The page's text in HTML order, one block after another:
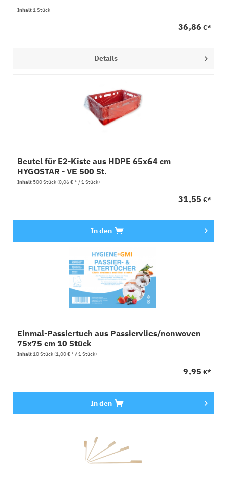
Inhalt1 Stück
36,86 €*
Details
Beutel für E2-Kiste aus HDPE 65x64 cm
HYGOSTAR - VE 500 St.
Inhalt 500 Stück(0,06 € * / 1 Stück)
31,55 €*
In den
Einmal-Passiertuch aus Passiervlies/nonwoven
75x75 cm 10 Stück
Inhalt10 Stück(1,00 € * / 1 Stück)
9,95 €*
In den